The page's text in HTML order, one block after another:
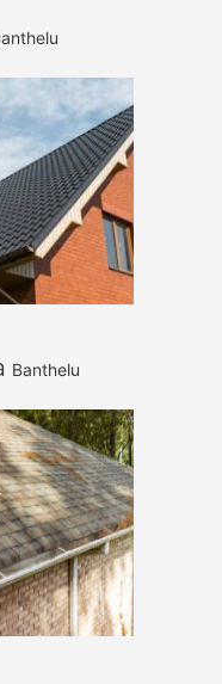
Banthelu